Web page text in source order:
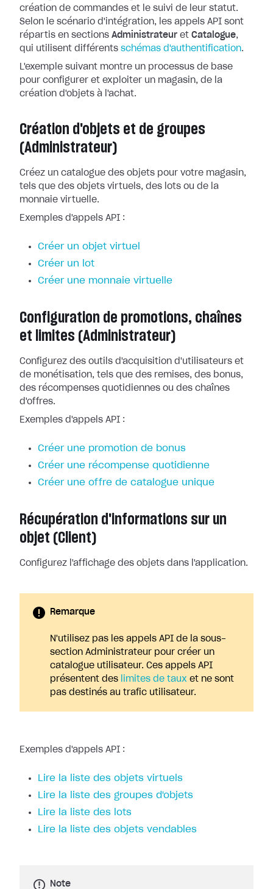
création de commandes et le suivi de leur statut.
Selon le scénario d'intégration, les appels API sont
répartis en sections Administrateur et Catalogue,
qui utilisent différents schémas d'authentification.
L'exemple suivant montre un processus de base
pour configurer et exploiter un magasin, de la
création d'objets à l'achat.
Création d'objets et de groupes
(Administrateur)
Créez un catalogue des objets pour votre magasin,
tels que des objets virtuels, des lots ou de la
monnaie virtuelle.
Exemples d'appels API :
Créer un objet virtuel
Créer un lot
Créer une monnaie virtuelle
Configuration de promotions, chaînes
et limites (Administrateur)
Configurez des outils d'acquisition d'utilisateurs et
de monétisation, tels que des remises, des bonus,
des récompenses quotidiennes ou des chaînes
d'offres.
Exemples d'appels API :
Créer une promotion de bonus
Créer une récompense quotidienne
Créer une offre de catalogue unique
Récupération d'informations sur un
objet (Client)
Configurez l'affichage des objets dans l'application.
Remarque
N'utilisez pas les appels API de la sous-
section Administrateur pour créer un
catalogue utilisateur. Ces appels API
présentent des
limites de taux et ne sont
pas destinés au trafic utilisateur.
Exemples d'appels API :
Lire la liste des objets virtuels
Lire la liste des groupes d'objets
Lire la liste des lots
Lire la liste des objets vendables
Note